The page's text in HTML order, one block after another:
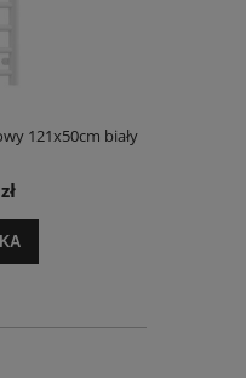
121x50cm biały